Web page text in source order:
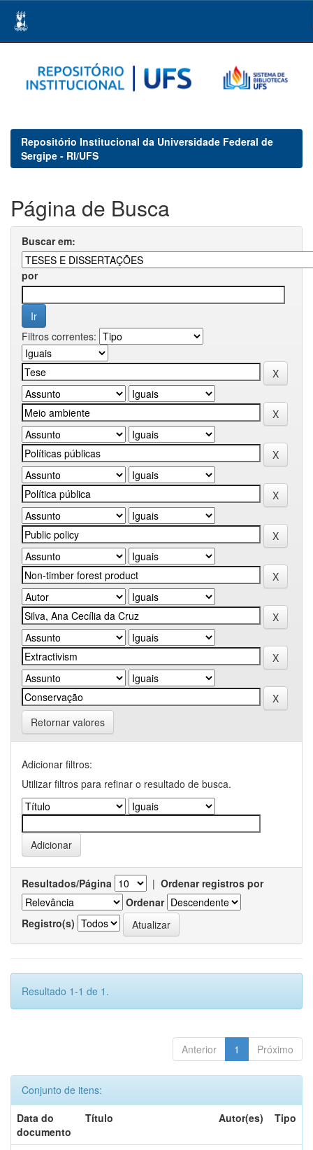
navigation
Repositório Institucional da Universidade Federal de
Sergipe - RI/UFS
Página de Busca
Buscar em:
por
Filtros correntes:
Retornar valores
Adicionar filtros:
Utilizar filtros para refinar o resultado de busca.
Resultados/Página | Ordenar registros por
Ordenar
Registro(s)
Resultado 1-1 de 1.
Anterior 1 Próximo
Conjunto de itens:
Data do
documento
Título Autor(es) Tipo